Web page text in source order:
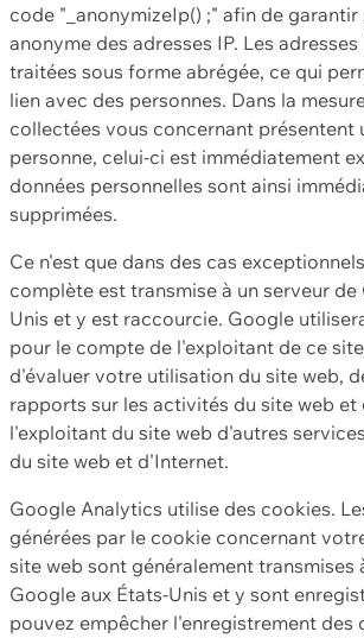
code "_anonymizeIp() ;" afin de garantir
anonyme des adresses IP. Les
traitées sous forme abrégée, ce qui
lien avec des personnes. Dans la
collectées vous concernant présentent
personne, celui-ci est immédiatement
données personnelles sont ainsi
supprimées.
Ce n'est que dans des cas
complète est transmise à un serveur
Unis et y est raccourcie. Google
pour le compte de l'exploitant de ce
d'évaluer votre utilisation du site web,
rapports sur les activités du site web et
l'exploitant du site web d'autres
du site web et d'Internet.
Google Analytics utilise des cookies.
générées par le cookie concernant
site web sont généralement transmises
Google aux États-Unis et y sont
pouvez empêcher l'enregistrement des